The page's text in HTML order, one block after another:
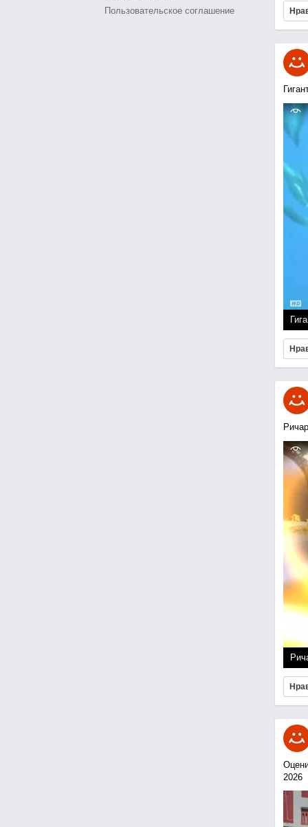
Пользовательское соглашение
2026